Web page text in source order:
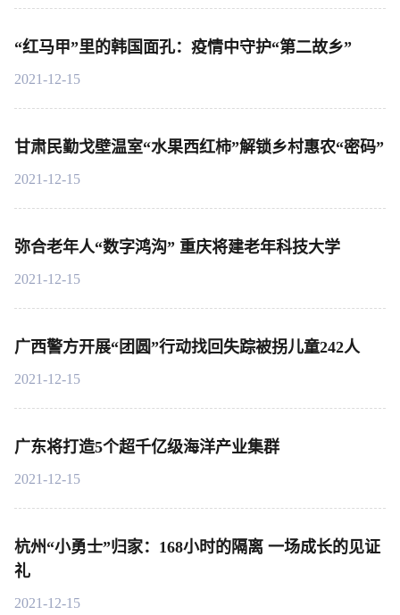
“红马甲”里的韩国面孔：疫情中守护“第二故乡”
2021-12-15
甘肃民勤戈壁温室“水果西红柿”解锁乡村惠农“密码”
2021-12-15
弥合老年人“数字鸿沟” 重庆将建老年科技大学
2021-12-15
广西警方开展“团圆”行动找回失踪被拐儿童242人
2021-12-15
广东将打造5个超千亿级海洋产业集群
2021-12-15
杭州“小勇士”归家：168小时的隔离 一场成长的见证
礼
2021-12-15